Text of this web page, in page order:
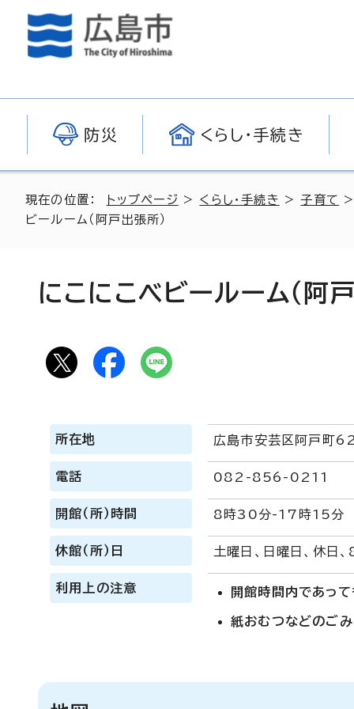
防災 くらし・手続き
現在の位置： トップページ > くらし・手続き >子育て
ビールーム（阿戸出張所）
にこにこベビールーム（阿
所在地 広島市安芸区阿戸町
電話 082-856-0211
開館（所）時間 8時30分-17時15分
休館（所）日 土曜日、日曜日、休
利用上の注意 開館時間内であっ
紙おむつなどのごみ